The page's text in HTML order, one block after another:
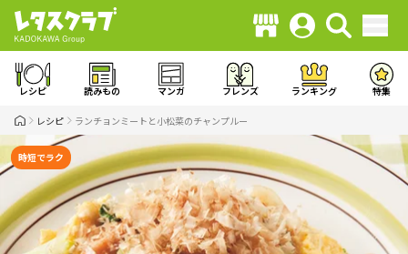
レシピ 読みもの マンガ フレンズ ランキング 特集
レシピ ランチョンミートと小松菜のチャンプルー
時短でラク